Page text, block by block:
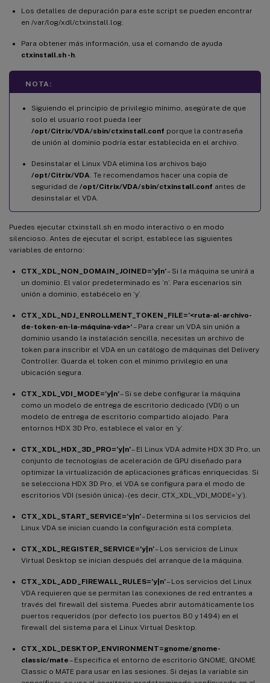
Los detalles de depuración para este script se pueden encontrar
en /var/log/xdl/ctxinstall.log.
Para obtener más información, usa el comando de ayuda
ctxinstall.sh -h
NOTA:
Siguiendo el principio de privilegio mínimo, asegúrate de que
solo el usuario root pueda leer
/opt/Citrix/VDA/sbin/ctxinstall.conf porque la contraseña
de unión al dominio podría estar establecida en el archivo.
Desinstalar el Linux VDA elimina los archivos bajo
/opt/Citrix/VDA . Te recomendamos hacer una copia de
seguridad de /opt/Citrix/VDA/sbin/ctxinstall.conf antes de
desinstalar el VDA.
Puedes ejecutar ctxinstall.sh en modo interactivo o en modo
silencioso. Antes de ejecutar el script, establece las siguientes
variables de entorno:
CTX_XDL_NON_DOMAIN_JOINED=’y|n’– Si la máquina se unirá a
un dominio. El valor predeterminado es ‘n’. Para escenarios sin
unión a dominio, estabécelo en ‘y’.
CTX_XDL_NDJ_ENROLLMENT_TOKEN_FILE=’<ruta-al-archivo-
de-token-en-la-máquina-vda>‘– Para crear un VDA sin unión a
dominio usando la instalación sencilla, necesitas un archivo de
token para inscribir el VDA en un catálogo de máquinas del Delivery
Controller. Guarda el token con el mínimo privilegio en una
ubicación segura.
CTX_XDL_VDI_MODE=’y|n’– Si se debe configurar la máquina
como un modelo de entrega de escritorio dedicado (VDI) o un
modelo de entrega de escritorio compartido alojado. Para
entornos HDX 3D Pro, establece el valor en ‘y’.
CTX_XDL_HDX_3D_PRO=’y|n’– El Linux VDA admite HDX 3D Pro, un
conjunto de tecnologías de aceleración de GPU diseñado para
optimizar la virtualización de aplicaciones gráficas enriquecidas. Si
se selecciona HDX 3D Pro, el VDA se configura para el modo de
escritorios VDI (sesión única) - (es decir, CTX_XDL_VDI_MODE=’y’).
CTX_XDL_START_SERVICE=’y|n’– Determina si los servicios del
Linux VDA se inician cuando la configuración está completa.
CTX_XDL_REGISTER_SERVICE=’y|n’– Los servicios de Linux
Virtual Desktop se inician después del arranque de la máquina.
CTX_XDL_ADD_FIREWALL_RULES=’y|n’– Los servicios del Linux
VDA requieren que se permitan las conexiones de red entrantes a
través del firewall del sistema. Puedes abrir automáticamente los
puertos requeridos (por defecto los puertos 80 y 1494) en el
firewall del sistema para el Linux Virtual Desktop.
CTX_XDL_DESKTOP_ENVIRONMENT=gnome/gnome-
classic/mate– Especifica el entorno de escritorio GNOME, GNOME
Classic o MATE para usar en las sesiones. Si dejas la variable sin